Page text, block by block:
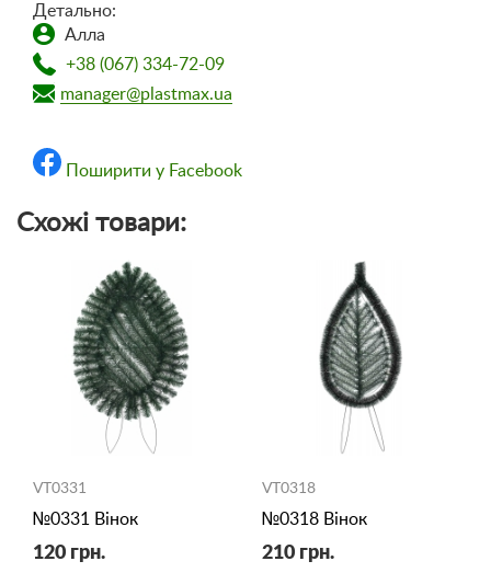
Детально:
Алла
+38 (067) 334-72-09
manager@plastmax.ua
Поширити у Facebook
Схожі товари:
VT0331
№0331 Вінок
120 грн.
VT0318
№0318 Вінок
210 грн.